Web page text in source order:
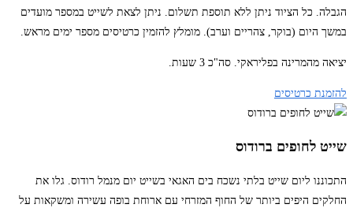
הגבלה. כל הציוד ניתן ללא תוספת תשלום. ניתן לצאת לשייט במספר מועדים
במשך היום (בוקר, צהריים וערב). מומלץ להזמין כרטיסים מספר ימים מראש.
יציאה מהמרינה בפליראקי. סה"כ 3 שעות.
להזמנת כרטיסים
שייט לחופים ברודוס
התכוננו ליום שייט בלתי נשכח בים האגאי בשייט יום מנמל רודוס. גלו את
החלקים היפים ביותר של החוף המזרחי עם ארוחת בופה עשירה ומשקאות על